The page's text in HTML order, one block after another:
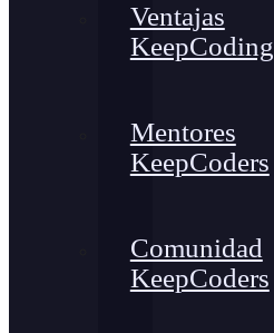
Ventajas
KeepCoding
Mentores
KeepCoders
Comunidad
KeepCoders